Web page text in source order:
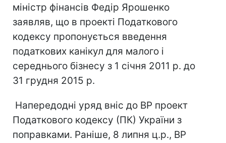
міністр фінансів Федір Ярошенко
заявляв, що в проекті Податкового
кодексу пропонується введення
податкових канікул для малого і
середнього бізнесу з 1 січня 2011 р. до
31 грудня 2015 р.
Напередодні уряд вніс до ВР проект
Податкового кодексу (ПК) України з
поправками. Раніше, 8 липня ц.р., ВР